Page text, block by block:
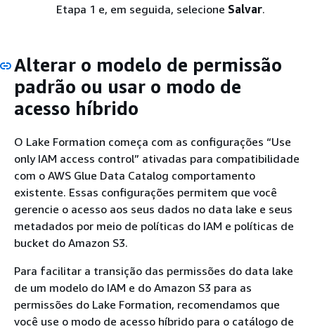
Etapa 1 e, em seguida, selecione Salvar.
Alterar o modelo de permissão
padrão ou usar o modo de
acesso híbrido
O Lake Formation começa com as configurações “Use
only IAM access control” ativadas para compatibilidade
com o AWS Glue Data Catalog comportamento
existente. Essas configurações permitem que você
gerencie o acesso aos seus dados no data lake e seus
metadados por meio de políticas do IAM e políticas de
bucket do Amazon S3.
Para facilitar a transição das permissões do data lake
de um modelo do IAM e do Amazon S3 para as
permissões do Lake Formation, recomendamos que
você use o modo de acesso híbrido para o catálogo de